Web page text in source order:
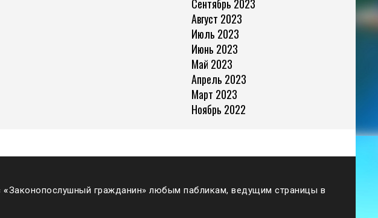
Сентябрь 2023
Август 2023
Июль 2023
Июнь 2023
Май 2023
Апрель 2023
Март 2023
Ноябрь 2022
«Законопослушный гражданин» любым пабликам, ведущим страницы в